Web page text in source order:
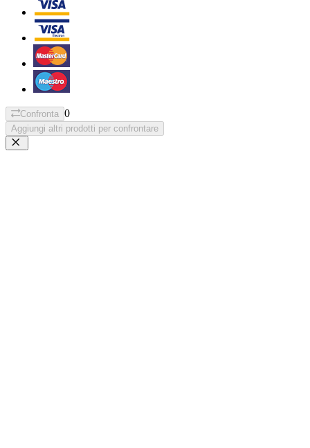
Confronta 0
Aggiungi altri prodotti per confrontare